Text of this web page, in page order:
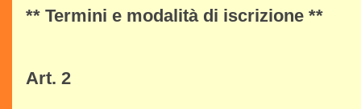
** Termini e modalità di iscrizione **
Art. 2